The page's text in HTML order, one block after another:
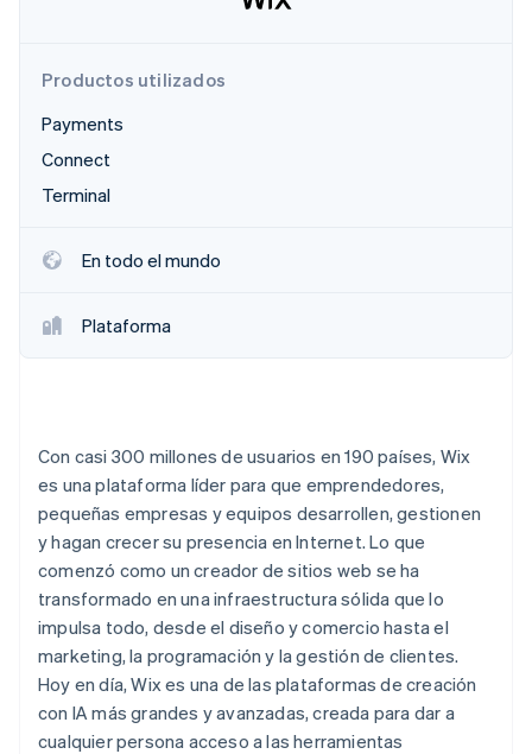
Descubre cómo Stripe está construyendo la
Ver ahora
Productos utilizados
Payments
Connect
Terminal
En todo el mundo
Plataforma
Con casi 300 millones de usuarios en 190 países, Wix
es una plataforma líder para que emprendedores,
pequeñas empresas y equipos desarrollen, gestionen
y hagan crecer su presencia en Internet. Lo que
comenzó como un creador de sitios web se ha
transformado en una infraestructura sólida que lo
impulsa todo, desde el diseño y comercio hasta el
marketing, la programación y la gestión de clientes.
Hoy en día, Wix es una de las plataformas de creación
con IA más grandes y avanzadas, creada para dar a
cualquier persona acceso a las herramientas